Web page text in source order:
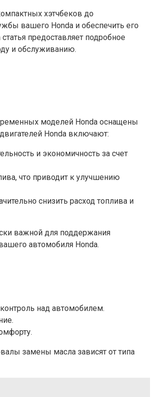
хэтчбеков до
вашего Honda и обеспечить его
предоставляет подробное
и обслуживанию.
моделей Honda оснащены
Honda включают:
и экономичность за счет
что приводит к улучшению
снизить расход топлива и
важной для поддержания
автомобиля Honda.
над автомобилем.
замены масла зависят от типа